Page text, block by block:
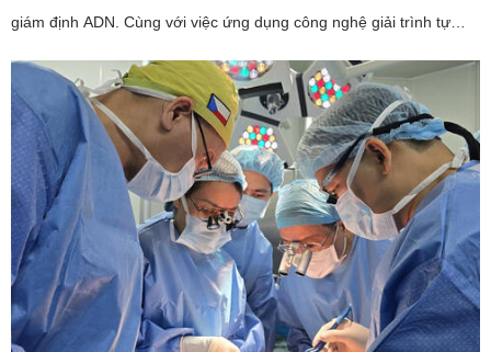
giám định ADN. Cùng với việc ứng dụng công nghệ giải trình tự